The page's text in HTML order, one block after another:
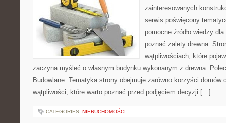
zainteresowanych
serwis poświęcony
pomocne źródło wiedzy
poznać zalety drewna.
wątpliwościach, które
zaczyna myśleć o własnym budynku wykonanym z drewna.
Budowlane. Tematyka strony obejmuje zarówno korzyści domów
wątpliwości, które warto poznać przed podjęciem decyzji […]
CATEGORIES: NIERUCHOMOŚCI